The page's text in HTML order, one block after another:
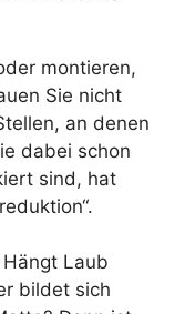
montieren,
Sie nicht
an denen
dabei schon
sind, hat
Hängt Laub
bildet sich